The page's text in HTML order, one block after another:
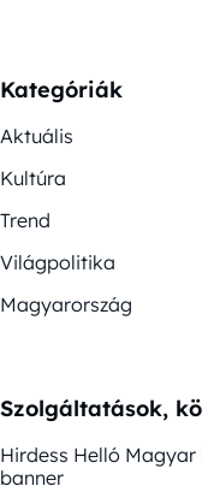
Kategóriák
Aktuális
Kultúra
Trend
Világpolitika
Magyarország
Szolgáltatások,
Hirdess Helló
banner